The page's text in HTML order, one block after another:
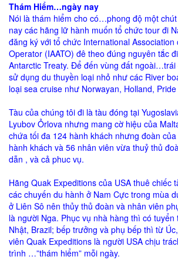
Thám Hiểm…ngày nay
Nói là thám hiểm cho có…phong độ một
nay các hãng lữ hành muốn tổ chức tour đi
đăng ký với tổ chức International Association
Operator (IAATO) đê theo đúng nguyên tắc
Antarctic Treaty. Để đến vùng đất
sử dụng du thuyền loại nhỏ như các River
loại sea cruise như Norwayan, Holland,
Tàu của chúng tôi đi là tàu đóng tại
Lyubov Ỏrlova nhưng mang cờ hiệu của
chứa tối đa 124 hành khách nhưng đoàn
hành khách và 56 nhân viên vừa thuỷ thủ
dẫn , và cả phuc vụ.
Hãng Quak Expeditions của USA thuê chiếc
các chuyến du hành ở Nam Cực trong mùa
ở Liên Sô nên thủy thủ đoàn và nhân viên
là người Nga. Phục vụ nhà hàng thì có
Nhật, Brazil; bếp trưởng và phụ bếp thì từ
viên Quak Expeditions là người USA chịu
trình …”thám hiểm” mỗi ngày.